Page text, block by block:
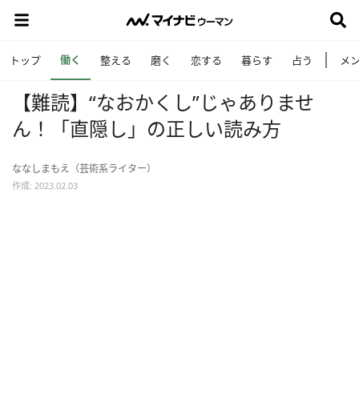
トップ 働く 整える 磨く 恋する 暮らす 占う メ
【難読】“なおかくし”じゃありませ
ん！「直隠し」の正しい読み方
ななしまもえ（芸術系ライター）
作成: 2023.02.03